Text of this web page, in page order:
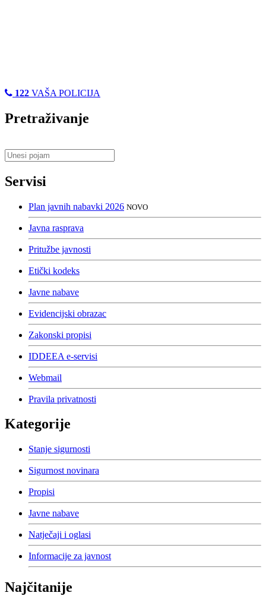
122 VAŠA POLICIJA
Pretraživanje
Servisi
Plan javnih nabavki 2026 NOVO
Javna rasprava
Pritužbe javnosti
Etički kodeks
Javne nabave
Evidencijski obrazac
Zakonski propisi
IDDEEA e-servisi
Webmail
Pravila privatnosti
Kategorije
Stanje sigurnosti
Sigurnost novinara
Propisi
Javne nabave
Natječaji i oglasi
Informacije za javnost
Najčitanije